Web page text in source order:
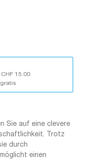
15.00
Sie auf eine clevere
Trotz
durch
einen